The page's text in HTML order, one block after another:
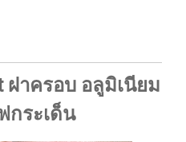
ฝาครอบ อลูมิเนียม
กระเด็น